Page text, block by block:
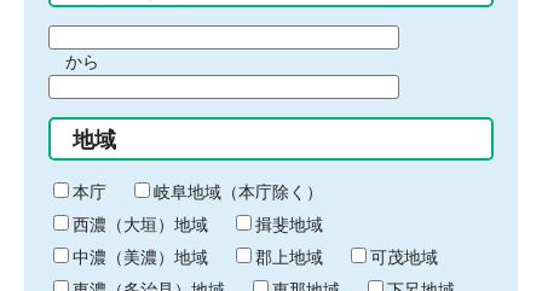
間
始
り
から
間
終
わ
り
地域
本庁
岐阜地域（本庁除く）
西濃（大垣）地域
揖斐地域
中濃（美濃）地域
郡上地域
可茂地域